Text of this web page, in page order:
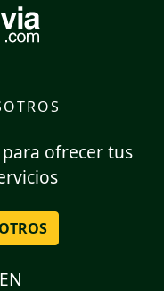
ofrecer tus